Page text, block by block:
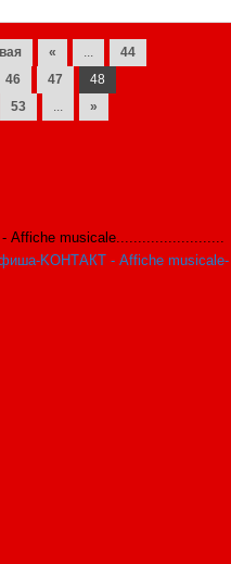
« ...
44
46 47
48
53 ...
»
Affiche musicale.........................
KОНТАКТ - Affiche musicale-